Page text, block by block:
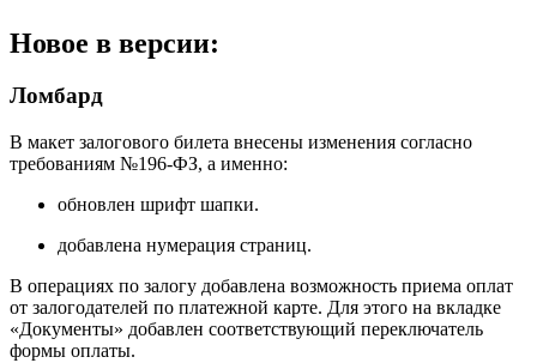
Новое в версии:
Ломбард
В макет залогового билета внесены изменения согласно
требованиям №196-ФЗ, а именно:
обновлен шрифт шапки.
добавлена нумерация страниц.
В операциях по залогу добавлена возможность приема оплат
от залогодателей по платежной карте. Для этого на вкладке
«Документы» добавлен соответствующий переключатель
формы оплаты.